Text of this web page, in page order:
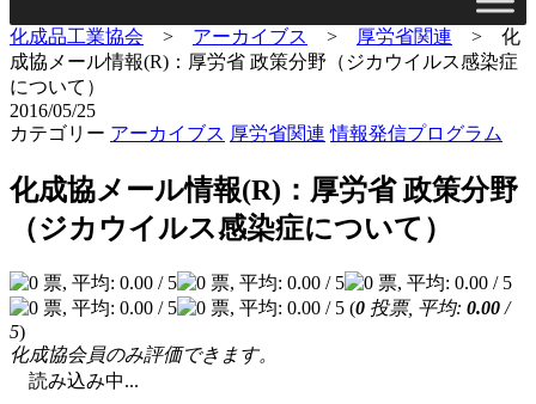
化成品工業協会 > アーカイブス > 厚労省関連 > 化
成協メール情報(R)：厚労省 政策分野（ジカウイルス感染症
について）
2016/05/25
カテゴリー アーカイブス 厚労省関連 情報発信プログラム
化成協メール情報(R)：厚労省 政策分野
（ジカウイルス感染症について）
(0 投票, 平均: 0.00 /
5)
化成協会員のみ評価できます。
読み込み中...